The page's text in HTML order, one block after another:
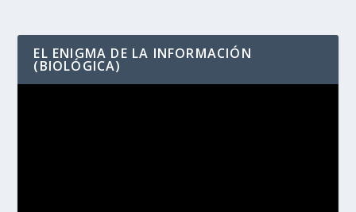
EL ENIGMA DE LA INFORMACIÓN
(BIOLÓGICA)